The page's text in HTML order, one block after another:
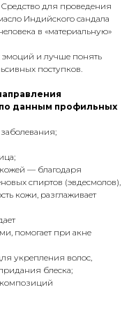
Средство для проведения
Индийского сандала
в «материальную»
эмоций и лучше понять
поступков.
данным профильных
— благодаря
спиртов (эвдесмолов),
кожи, разглаживает
помогает при акне
укрепления волос,
блеска;